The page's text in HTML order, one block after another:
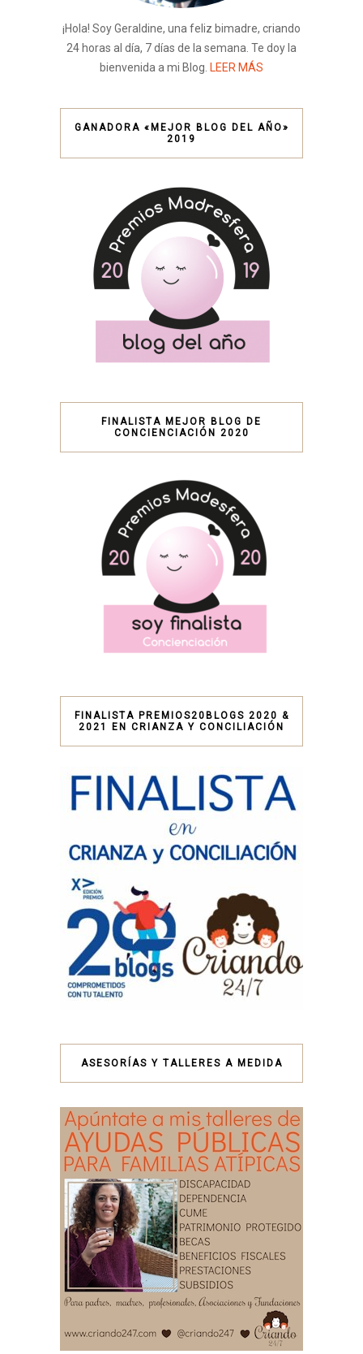
¡Hola! Soy Geraldine, una feliz bimadre, criando
24 horas al día, 7 días de la semana. Te doy la
bienvenida a mi Blog. LEER MÁS
GANADORA «MEJOR BLOG DEL AÑO»
2019
FINALISTA MEJOR BLOG DE
CONCIENCIACIÓN 2020
FINALISTA PREMIOS20BLOGS 2020 &
2021 EN CRIANZA Y CONCILIACIÓN
ASESORÍAS Y TALLERES A MEDIDA